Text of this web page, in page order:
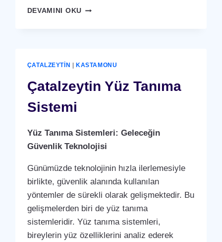
DEVAMINI OKUÇATALZEYTIN
ÇATALZEYTIN KASTAMONU
Çatalzeytin Yüz Tanıma
Sistemi
Yüz Tanıma Sistemleri: Geleceğin
Güvenlik Teknolojisi
Günümüzde teknolojinin hızla ilerlemesiyle
birlikte, güvenlik alanında kullanılan
yöntemler de sürekli olarak gelişmektedir. Bu
gelişmelerden biri de yüz tanıma
sistemleridir. Yüz tanıma sistemleri,
bireylerin yüz özelliklerini analiz ederek